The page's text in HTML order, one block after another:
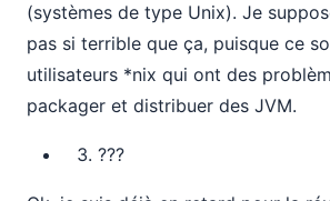
(systèmes de type Unix). Je
pas si terrible que ça, puisque ce
utilisateurs *nix qui ont des
packager et distribuer des JVM.
???